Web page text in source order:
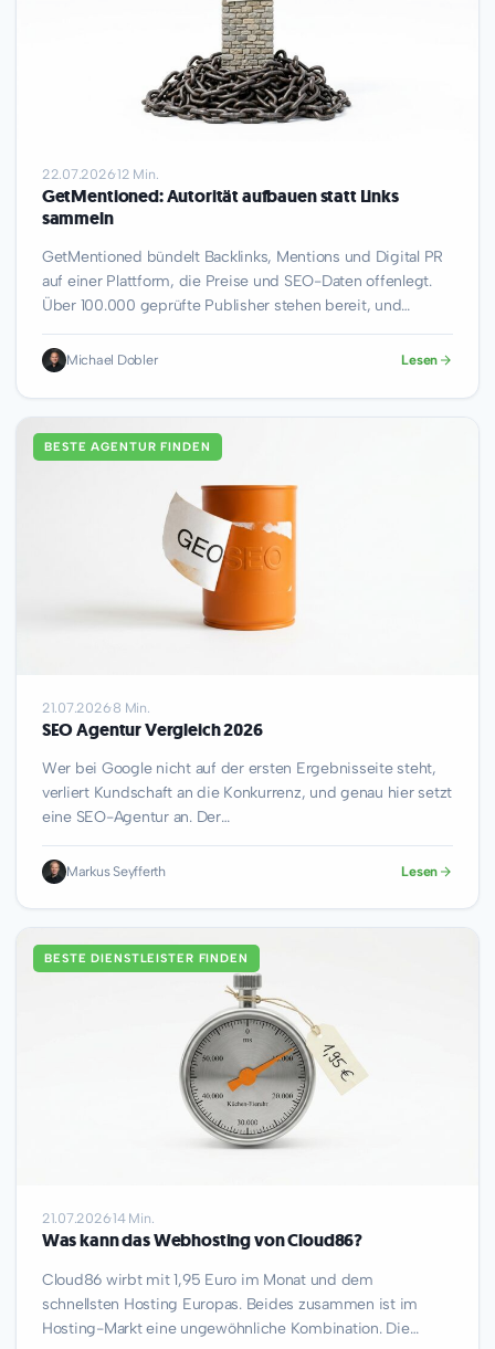
22.07.2026·12 Min.
GetMentioned: Autorität aufbauen statt Links
sammeln
GetMentioned bündelt Backlinks, Mentions und Digital PR
auf einer Plattform, die Preise und SEO-Daten offenlegt.
Über 100.000 geprüfte Publisher stehen bereit, und…
Michael Dobler Lesen
BESTE AGENTUR FINDEN
21.07.2026·8 Min.
SEO Agentur Vergleich 2026
Wer bei Google nicht auf der ersten Ergebnisseite steht,
verliert Kundschaft an die Konkurrenz, und genau hier setzt
eine SEO-Agentur an. Der…
Markus Seyfferth Lesen
BESTE DIENSTLEISTER FINDEN
21.07.2026·14 Min.
Was kann das Webhosting von Cloud86?
Cloud86 wirbt mit 1,95 Euro im Monat und dem
schnellsten Hosting Europas. Beides zusammen ist im
Hosting-Markt eine ungewöhnliche Kombination. Die